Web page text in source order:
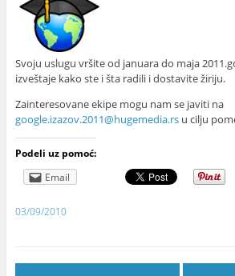
Svoju uslugu vršite od januara do maja
izveštaje kako ste i šta radili i dostavite žiriju.
Zainteresovane ekipe mogu nam se javiti na
google.izazov.2011@hugemedia.rsu cilju
Podeli uz pomoć:
Email
03/09/2010